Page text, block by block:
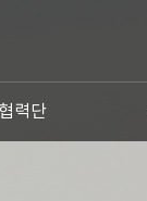
력단